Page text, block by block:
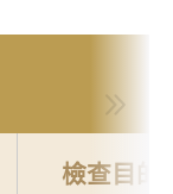
檢查目的